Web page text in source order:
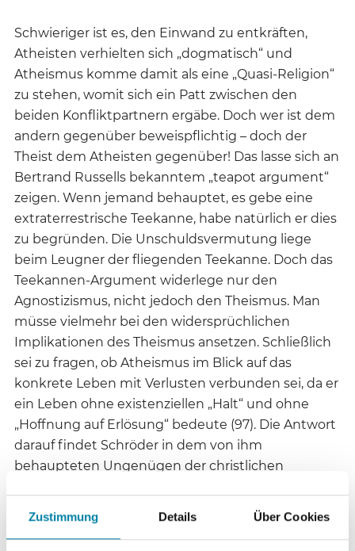
Zustimmung Details Über Cookies
Schwieriger ist es, den Einwand zu entkräften,
Atheisten verhielten sich „dogmatisch“ und
Atheismus komme damit als eine „Quasi-Religion“
zu stehen, womit sich ein Patt zwischen den
beiden Konfliktpartnern ergäbe. Doch wer ist dem
andern gegenüber beweispflichtig – doch der
Theist dem Atheisten gegenüber! Das lasse sich an
Bertrand Russells bekanntem „teapot argument“
zeigen. Wenn jemand behauptet, es gebe eine
extraterrestrische Teekanne, habe natürlich er dies
zu begründen. Die Unschuldsvermutung liege
beim Leugner der fliegenden Teekanne. Doch das
Teekannen-Argument widerlege nur den
Agnostizismus, nicht jedoch den Theismus. Man
müsse vielmehr bei den widersprüchlichen
Implikationen des Theismus ansetzen. Schließlich
sei zu fragen, ob Atheismus im Blick auf das
konkrete Leben mit Verlusten verbunden sei, da er
ein Leben ohne existenziellen „Halt“ und ohne
„Hoffnung auf Erlösung“ bedeute (97). Die Antwort
darauf findet Schröder in dem von ihm
behaupteten Ungenügen der christlichen
klare Beziehung zwischen moralischem Verhalten
des Menschen und seiner Erlösung zu erkennen